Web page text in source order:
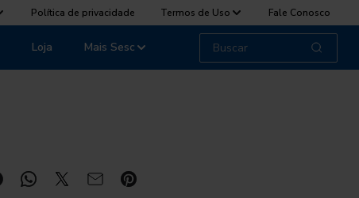
Política de privacidade Termos de Uso Fale Conosco
Loja Mais Sesc